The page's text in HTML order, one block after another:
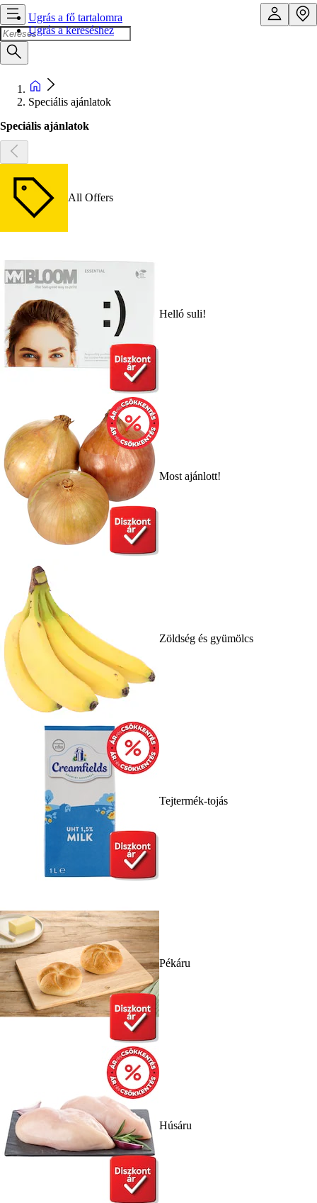
Ugrás a fő tartalomra
Ugrás a kereséshez
Speciális ajánlatok
Speciális ajánlatok
All Offers
Helló suli!
Most ajánlott!
Zöldség és gyümölcs
Tejtermék-tojás
Pékáru
Húsáru